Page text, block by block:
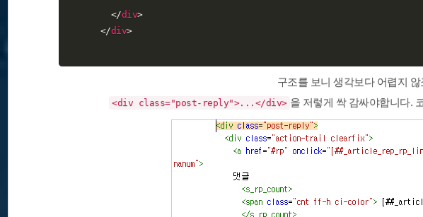
</div>
</div>
구조를 보니 생각보다 어렵지 않
<div class="post-reply">...</div> 을 저렇게 싹 감싸야합니다.